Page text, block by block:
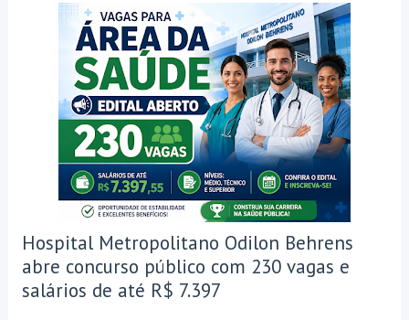
Hospital Metropolitano Odilon Behrens
abre concurso público com 230 vagas e
salários de até R$ 7.397